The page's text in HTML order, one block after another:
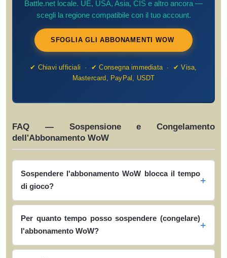
Battle.net locale. UE, USA, Asia, CIS e altro ancora —
scegli la regione compatibile con il tuo account.
SFOGLIA GLI ABBONAMENTI WOW
✔ Chiavi ufficiali · ✔ Consegna immediata · ✔ Visa,
Mastercard, PayPal, USDT
FAQ — Sospensione e Congelamento
dell'Abbonamento WoW
Sospendere l'abbonamento WoW blocca il tempo
di gioco?
Per quanto tempo posso sospendere (congelare)
l'abbonamento WoW?